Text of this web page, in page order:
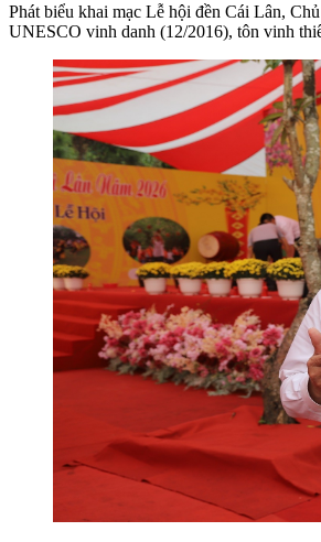
Phát biểu khai mạc Lễ hội đền Cái Lân,
UNESCO vinh danh (12/2016), tôn vinh